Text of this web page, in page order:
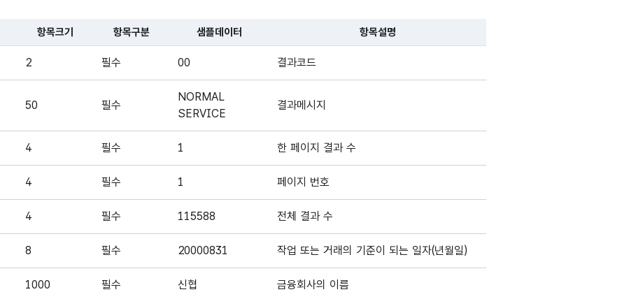
로, 국문항목명, 영문 항목명, 항목크기, 항목구분, 샘플데이터, 항목 설명순으로 나열됩니다.
항목크기 항목구분 샘플데이터 항목설명
2 필수 00 결과코드
50 필수
NORMAL
SERVICE
결과메시지
4 필수 1 한 페이지 결과 수
4 필수 1 페이지 번호
4 필수 115588 전체 결과 수
8 필수 20000831 작업 또는 거래의 기준이 되는 일자(년월일)
1000 필수 신협 금융회사의 이름